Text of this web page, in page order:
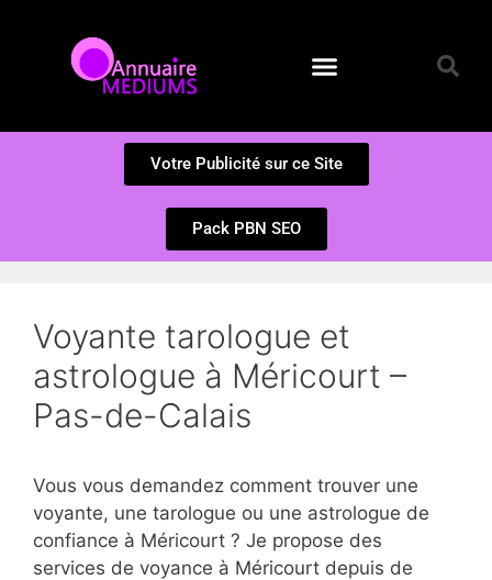
Votre Publicité sur ce Site
Pack PBN SEO
Voyante tarologue et
astrologue à Méricourt –
Pas-de-Calais
Vous vous demandez comment trouver une
voyante, une tarologue ou une astrologue de
confiance à Méricourt ? Je propose des
services de voyance à Méricourt depuis de